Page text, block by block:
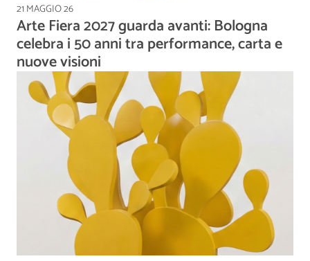
21 MAGGIO 26
Arte Fiera 2027 guarda avanti: Bologna
celebra i 50 anni tra performance, carta e
nuove visioni